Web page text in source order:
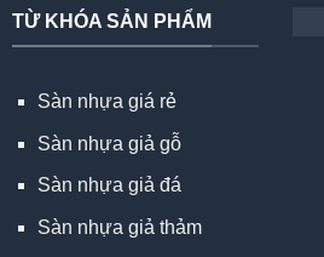
TỪ KHÓA SẢN PHẨM
Sàn nhựa giá rẻ
Sàn nhựa giả gỗ
Sàn nhựa giả đá
Sàn nhựa giả thảm